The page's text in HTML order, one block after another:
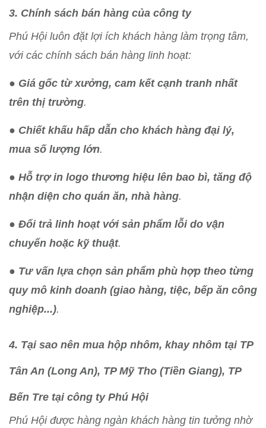
3. Chính sách bán hàng của công ty
Phú Hội luôn đặt lợi ích khách hàng làm trọng tâm,
với các chính sách bán hàng linh hoạt:
● Giá gốc từ xưởng, cam kết cạnh tranh nhất
trên thị trường.
● Chiết khấu hấp dẫn cho khách hàng đại lý,
mua số lượng lớn.
● Hỗ trợ in logo thương hiệu lên bao bì, tăng độ
nhận diện cho quán ăn, nhà hàng.
● Đổi trả linh hoạt với sản phẩm lỗi do vận
chuyển hoặc kỹ thuật.
● Tư vấn lựa chọn sản phẩm phù hợp theo từng
quy mô kinh doanh (giao hàng, tiệc, bếp ăn công
nghiệp...).
4. Tại sao nên mua hộp nhôm, khay nhôm tại TP
Tân An (Long An), TP Mỹ Tho (Tiền Giang), TP
Bến Tre tại công ty Phú Hội
Phú Hội được hàng ngàn khách hàng tin tưởng nhờ